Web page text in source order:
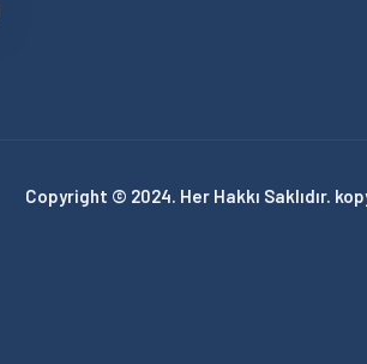
Copyright © 2024. Her Hakkı Saklıdır.